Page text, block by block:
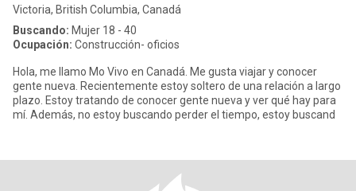
Victoria, British Columbia, Canadá
Buscando: Mujer 18 - 40
Ocupación: Construcción- oficios
Hola, me llamo Mo Vivo en Canadá. Me gusta viajar y conocer
gente nueva. Recientemente estoy soltero de una relación a largo
plazo. Estoy tratando de conocer gente nueva y ver qué hay para
mí. Además, no estoy buscando perder el tiempo, estoy buscand